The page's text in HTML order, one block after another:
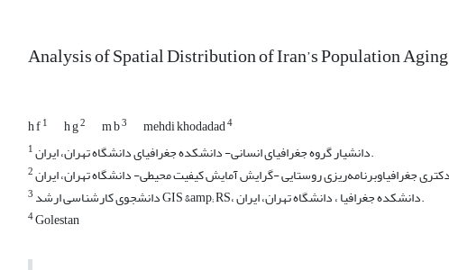
Analysis of Spatial Distribution of Iran’s Population Aging
h f1 h g2 m b3 mehdi khodadad4
1
دانشیار گروه جغرافیای انسانی- دانشکده جغرافیای دانشگاه تهران، ایران.
2
3 دانشجوی کارشناسی ارشد GIS &amp; RS، دانشکده جغرافیا ، دانشگاه تهران، ایران.
4Golestan